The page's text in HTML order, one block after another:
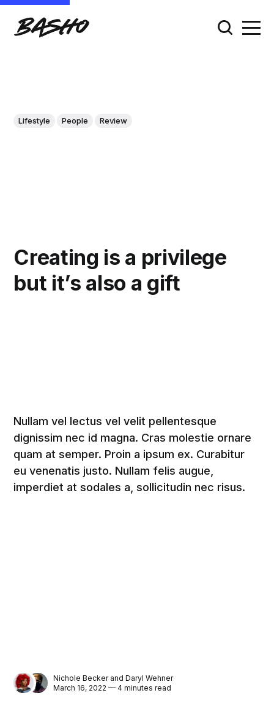
Lifestyle People Review
Creating is a privilege
but it’s also a gift
Nullam vel lectus vel velit pellentesque
dignissim nec id magna. Cras molestie ornare
quam at semper. Proin a ipsum ex. Curabitur
eu venenatis justo. Nullam felis augue,
imperdiet at sodales a, sollicitudin nec risus.
Nichole BeckerandDaryl Wehner
March 16, 2022 — 4 minutes read